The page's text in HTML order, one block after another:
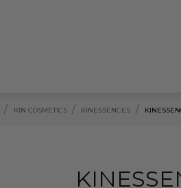
KIN COSMETICS KINESSENCES